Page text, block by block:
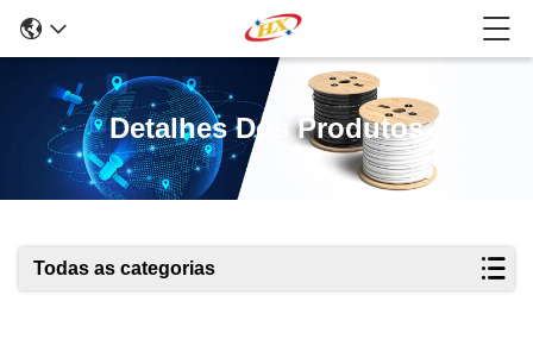
Detalhes Dos Produtos
Todas as categorias